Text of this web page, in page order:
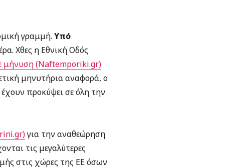
γραμμή. Υπό
Χθες η Εθνική Οδός
μήνυση (Naftemporiki.gr)
μηνυτήρια αναφορά, ο
προκύψει σε όλη την
για την αναθεώρηση
τις μεγαλύτερες
στις χώρες της ΕΕ όσων